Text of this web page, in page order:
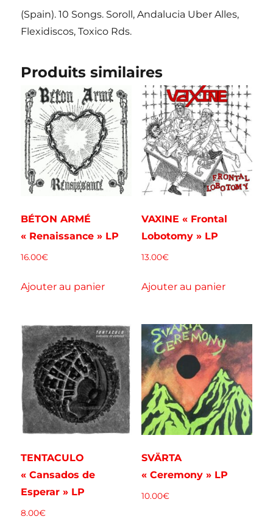
(Spain). 10 Songs. Soroll, Andalucia Uber Alles,
Flexidiscos, Toxico Rds.
Produits similaires
BÉTON ARMÉ
« Renaissance » LP
16.00€
Ajouter au panier
VAXINE « Frontal
Lobotomy » LP
13.00€
Ajouter au panier
TENTACULO
« Cansados de
Esperar » LP
8.00€
SVÄRTA
« Ceremony » LP
10.00€